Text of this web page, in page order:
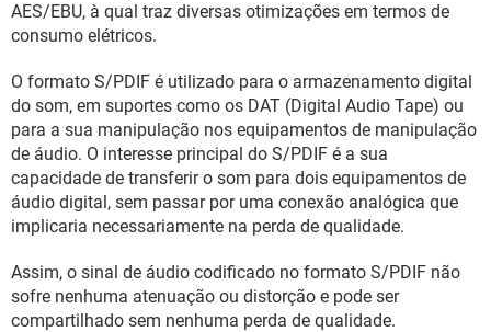
AES/EBU, à qual traz diversas otimizações em termos de
consumo elétricos.
O formato S/PDIF é utilizado para o armazenamento digital
do som, em suportes como os DAT (Digital Audio Tape) ou
para a sua manipulação nos equipamentos de manipulação
de áudio. O interesse principal do S/PDIF é a sua
capacidade de transferir o som para dois equipamentos de
áudio digital, sem passar por uma conexão analógica que
implicaria necessariamente na perda de qualidade.
Assim, o sinal de áudio codificado no formato S/PDIF não
sofre nenhuma atenuação ou distorção e pode ser
compartilhado sem nenhuma perda de qualidade.